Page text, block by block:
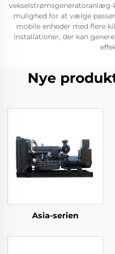
mulighed for at vælge
mobile enheder med flere
installationer, der kan
Nye
Asia-serien